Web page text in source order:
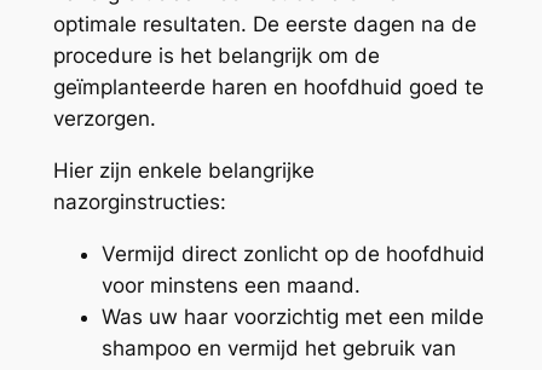
optimale resultaten. De eerste dagen na de
procedure is het belangrijk om de
geïmplanteerde haren en hoofdhuid goed te
verzorgen.
Hier zijn enkele belangrijke
nazorginstructies:
Vermijd direct zonlicht op de hoofdhuid
voor minstens een maand.
Was uw haar voorzichtig met een milde
shampoo en vermijd het gebruik van